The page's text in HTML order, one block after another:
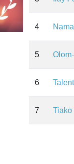
4
5
6
7 Tiako